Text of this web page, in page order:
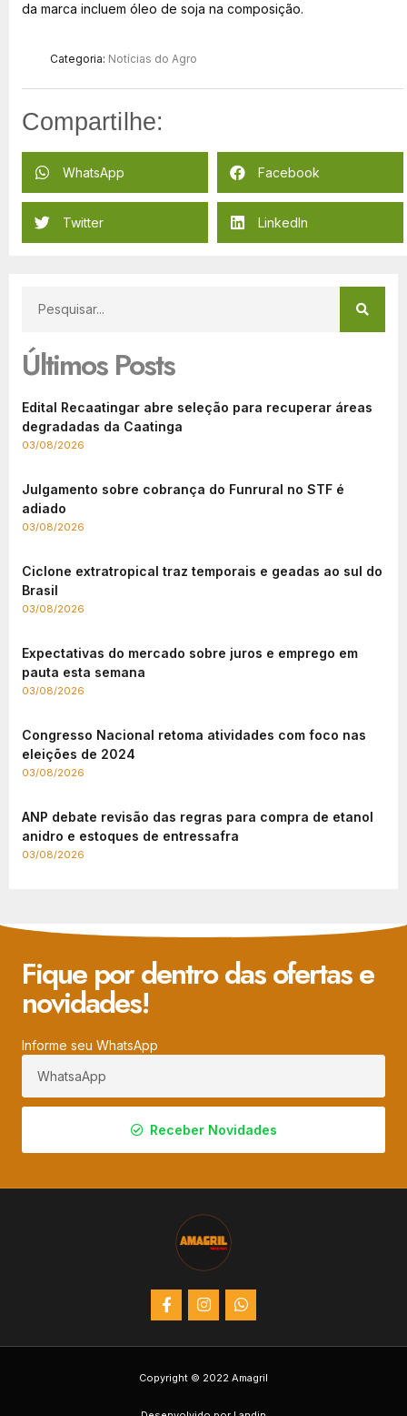
da marca incluem óleo de soja na composição.
Categoria: Notícias do Agro
Compartilhe:
WhatsApp Facebook
Twitter LinkedIn
Últimos Posts
Edital Recaatingar abre seleção para recuperar áreas
degradadas da Caatinga
03/08/2026
Julgamento sobre cobrança do Funrural no STF é
adiado
03/08/2026
Ciclone extratropical traz temporais e geadas ao sul do
Brasil
03/08/2026
Expectativas do mercado sobre juros e emprego em
pauta esta semana
03/08/2026
Congresso Nacional retoma atividades com foco nas
eleições de 2024
03/08/2026
ANP debate revisão das regras para compra de etanol
anidro e estoques de entressafra
03/08/2026
Fique por dentro das ofertas e
novidades!
Informe seu WhatsApp
Receber Novidades
Copyright © 2022 Amagril